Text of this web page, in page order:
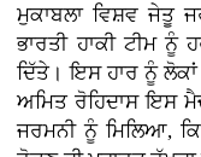
ਮੁਕਾਬਲਾ ਵਿਸ਼ਵ ਜੇਤੂ
ਭਾਰਤੀ ਹਾਕੀ ਟੀਮ ਨੂੰ
ਦਿੱਤੇ। ਇਸ ਹਾਰ ਨੂੰ
ਅਮਿਤ ਰੋਹਿਦਾਸ ਇਸ
ਜਰਮਨੀ ਨੂੰ ਮਿਲਿਆ,